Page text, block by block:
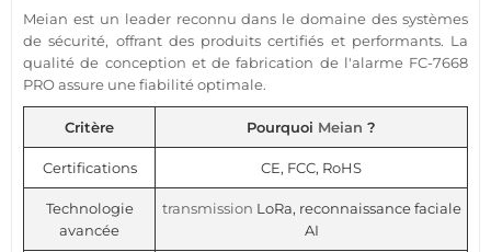
Meian est un leader reconnu dans le domaine des systèmes
desécurité, offrant des produits certifiés et performants. La
qualité de conception et de fabrication de l'alarme FC-7668
PRO assure une fiabilité optimale.
Critère Pourquoi Meian ?
Certifications CE, FCC, RoHS
Technologie
avancée
transmission LoRa, reconnaissance faciale
AI